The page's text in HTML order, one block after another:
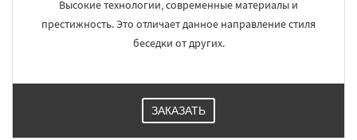
Высокие технологии, современные материалы и
престижность. Это отличает данное направление стиля
беседки от других.
ЗАКАЗАТЬ